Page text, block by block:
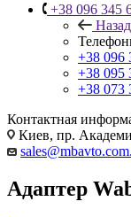
+38 096 345
Назад
+38 096
+38 095
+38 073
Контактная
Киев, пр.
Адаптер